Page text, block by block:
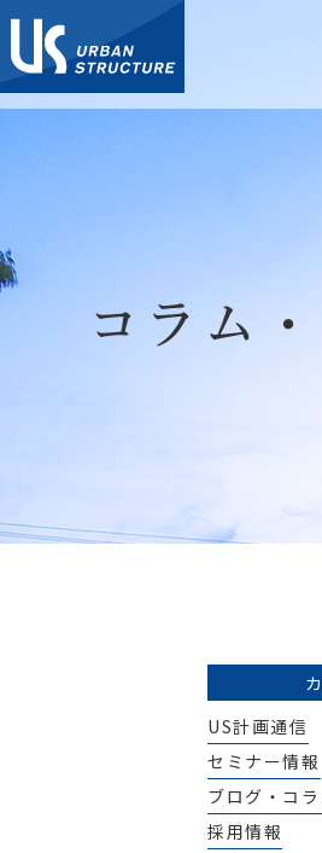
コラム
US計画通信
セミナー情報
ブログ・コ
採用情報